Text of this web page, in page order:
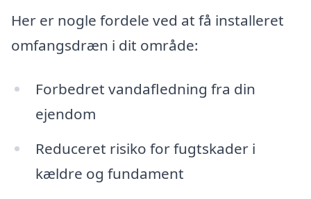
Her er nogle fordele ved at få installeret
omfangsdræn i dit område:
Forbedret vandafledning fra din
ejendom
Reduceret risiko for fugtskader i
kældre og fundament